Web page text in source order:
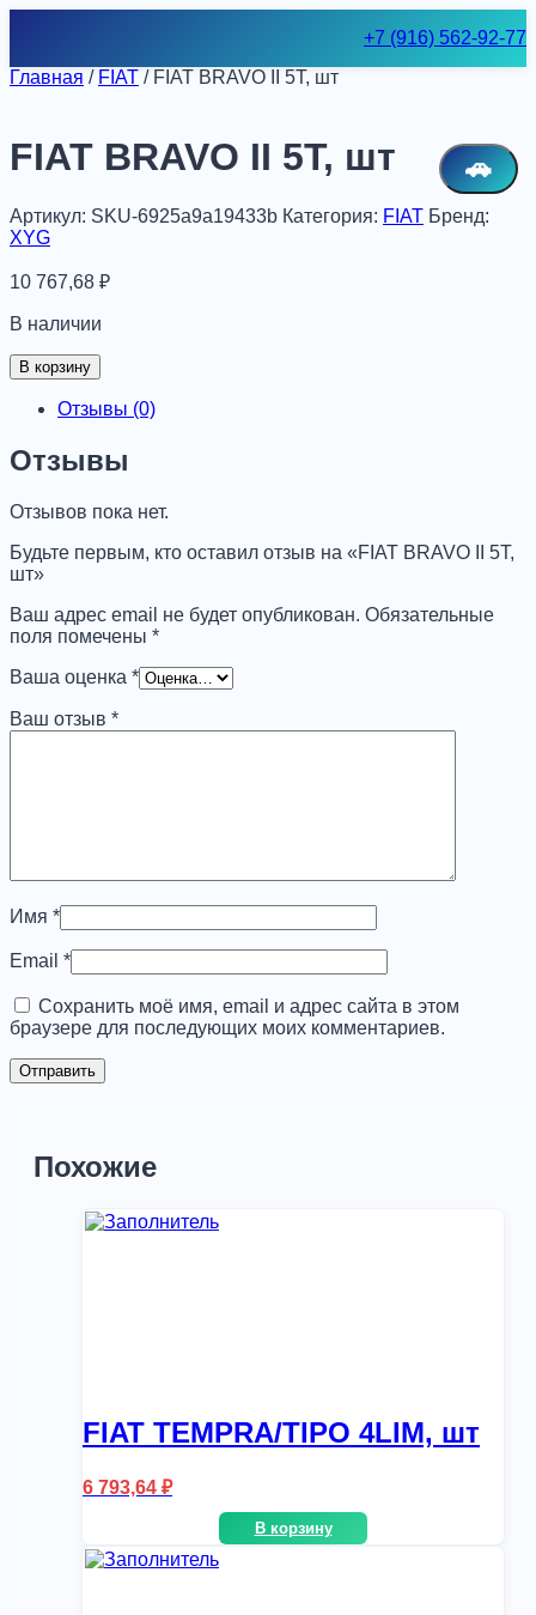
+7 (916) 562-92-77
🚗
Главная / FIAT / FIAT BRAVO II 5T, шт
FIAT BRAVO II 5T, шт
Артикул: SKU-6925a9a19433b Категория: FIAT Бренд:
XYG
10 767,68 ₽
В наличии
Количество
товара
FIAT
II
5T,
В корзину
Отзывы (0)
Отзывы
Отзывов пока нет.
Будьте первым, кто оставил отзыв на «FIAT BRAVO II 5T,
шт»
Ваш адрес email не будет опубликован. Обязательные
поля помечены *
Ваша оценка *
Ваш отзыв *
Имя *
Email *
Сохранить моё имя, email и адрес сайта в этом
браузере для последующих моих комментариев.
Похожие
FIAT TEMPRA/TIPO 4LIM, шт
6 793,64 ₽
В корзину